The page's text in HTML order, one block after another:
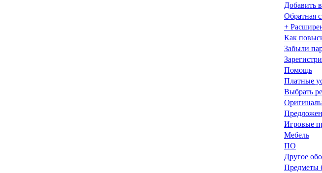
Добавить
Обратная
+
Как
Забыли
Помощь
Платные
Выбрать
Игровые
Мебель
ПО
Другое
Предметы